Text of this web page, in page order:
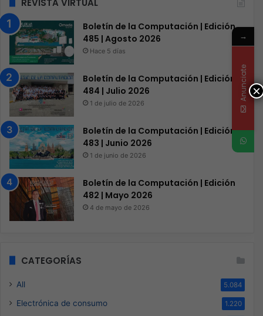
Boletín de la Computación | Edición
485 | Agosto 2026
Hace 5 días
Boletín de la Computación | Edición
484 | Julio 2026
1 de julio de 2026
Boletín de la Computación | Edición
483 | Junio 2026
1 de junio de 2026
Boletín de la Computación | Edición
482 | Mayo 2026
4 de mayo de 2026
CATEGORÍAS
All 5.084
Electrónica de consumo 1.220
×
→
Anunciate